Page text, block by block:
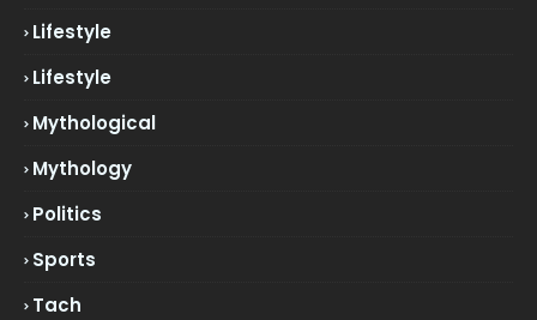
Lifestyle
Lifestyle
Mythological
Mythology
Politics
Sports
Tach